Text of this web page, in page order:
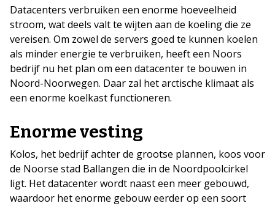
Datacenters verbruiken een enorme hoeveelheid
stroom, wat deels valt te wijten aan de koeling die ze
vereisen. Om zowel de servers goed te kunnen koelen
als minder energie te verbruiken, heeft een Noors
bedrijf nu het plan om een datacenter te bouwen in
Noord-Noorwegen. Daar zal het arctische klimaat als
een enorme koelkast functioneren.
Enorme vesting
Kolos, het bedrijf achter de grootse plannen, koos voor
de Noorse stad Ballangen die in de Noordpoolcirkel
ligt. Het datacenter wordt naast een meer gebouwd,
waardoor het enorme gebouw eerder op een soort